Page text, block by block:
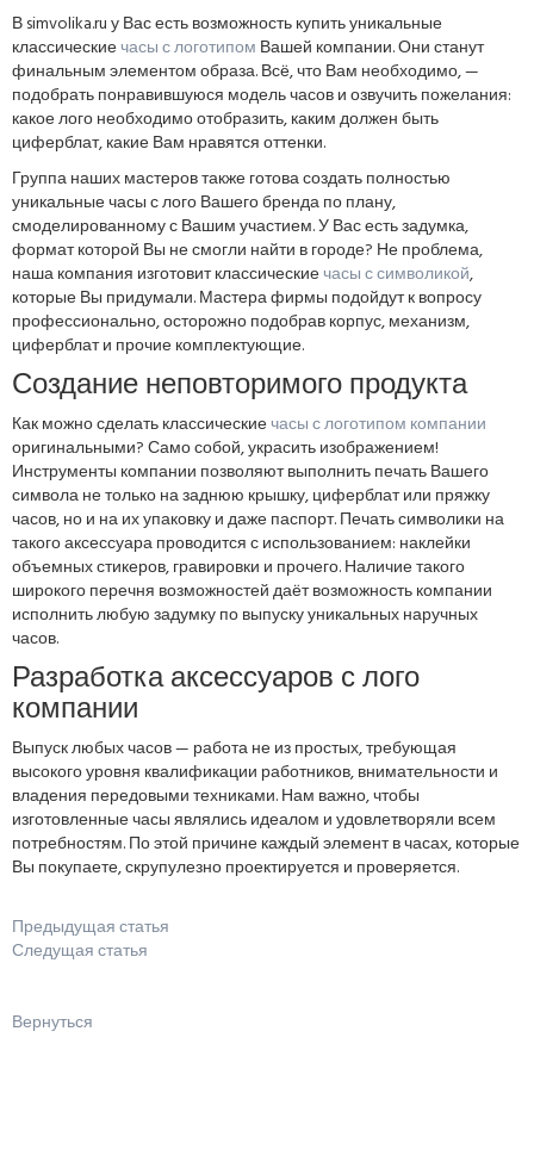
В simvolika.ru у Вас есть возможность купить уникальные
классическиечасы с логотипом Вашей компании. Они станут
финальным элементом образа. Всё, что Вам необходимо, —
подобрать понравившуюся модель часов и озвучить пожелания:
какое лого необходимо отобразить, каким должен быть
циферблат, какие Вам нравятся оттенки.
Группа наших мастеров также готова создать полностью
уникальные часы с лого Вашего бренда по плану,
смоделированному с Вашим участием. У Вас есть задумка,
формат которой Вы не смогли найти в городе? Не проблема,
наша компания изготовит классическиечасы с символикой,
которые Вы придумали. Мастера фирмы подойдут к вопросу
профессионально, осторожно подобрав корпус, механизм,
циферблат и прочие комплектующие.
Создание неповторимого продукта
Как можно сделать классическиечасы с логотипом компании
оригинальными? Само собой, украсить изображением!
Инструменты компании позволяют выполнить печать Вашего
символа не только на заднюю крышку, циферблат или пряжку
часов, но и на их упаковку и даже паспорт. Печать символики на
такого аксессуара проводится с использованием: наклейки
объемных стикеров, гравировки и прочего. Наличие такого
широкого перечня возможностей даёт возможность компании
исполнить любую задумку по выпуску уникальных наручных
часов.
Разработка аксессуаров с лого
компании
Выпуск любых часов — работа не из простых, требующая
высокого уровня квалификации работников, внимательности и
владения передовыми техниками. Нам важно, чтобы
изготовленные часы являлись идеалом и удовлетворяли всем
потребностям. По этой причине каждый элемент в часах, которые
Вы покупаете, скрупулезно проектируется и проверяется.
Предыдущая статья
Следущая статья
Вернуться